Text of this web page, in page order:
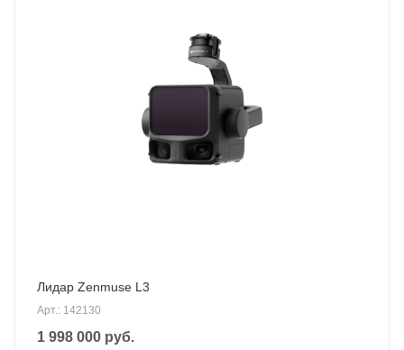
Лидар Zenmuse L3
Арт.: 142130
1 998 000 руб.